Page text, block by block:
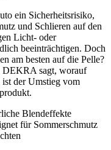
ein Sicherheitsrisiko,
und Schlieren auf den
Licht- oder
beeinträchtigen. Doch
am besten auf die Pelle?
DEKRA sagt, worauf
der Umstieg vom
Blendeffekte
für Sommerschmutz